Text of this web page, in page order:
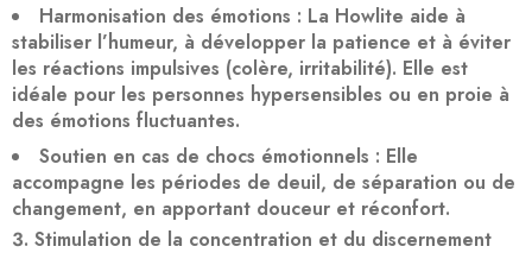
Harmonisation des émotions : La Howlite aide à
stabiliser l’humeur, à développer la patience et à éviter
les réactions impulsives (colère, irritabilité). Elle est
idéale pour les personnes hypersensibles ou en proie à
des émotions fluctuantes.
Soutien en cas de chocs émotionnels : Elle
accompagne les périodes de deuil, de séparation ou de
changement, en apportant douceur et réconfort.
Stimulation de la concentration et du discernement